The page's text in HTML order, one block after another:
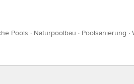
Pools · Naturpoolbau · Poolsanierung ·